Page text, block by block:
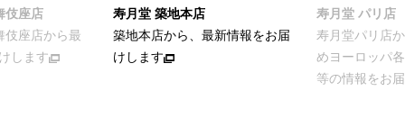
伎座店
伎座店から最
します
寿月堂 築地本店
築地本店から、最新情報をお届
けします
寿月堂 パリ店
寿月堂パリ店
めヨーロッパ
等の情報をお